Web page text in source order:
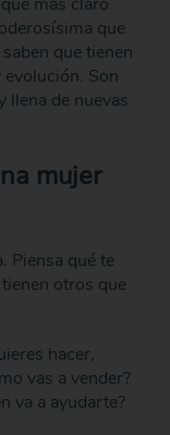
que
que tienen
Son
llena de nuevas
mujer
Piensa qué te
otros que
hacer,
vas a vender?
va a ayudarte?